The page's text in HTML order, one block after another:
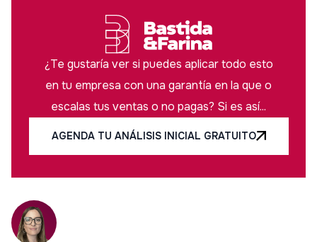
¿Te gustaría ver si puedes aplicar todo esto
en tu empresa con una garantía en la que o
escalas tus ventas o no pagas? Si es así...
AGENDA TU ANÁLISIS INICIAL GRATUITO